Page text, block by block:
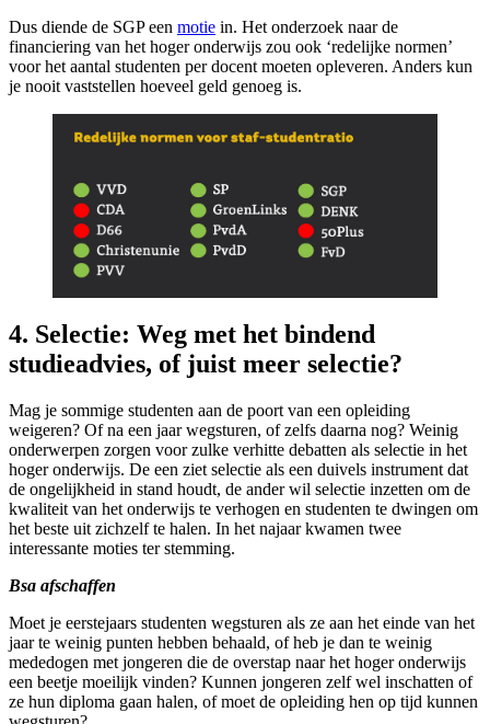
Dus diende de SGP een motie in. Het onderzoek naar de
financiering van het hoger onderwijs zou ook ‘redelijke normen’
voor het aantal studenten per docent moeten opleveren. Anders kun
je nooit vaststellen hoeveel geld genoeg is.
4. Selectie: Weg met het bindend
studieadvies, of juist meer selectie?
Mag je sommige studenten aan de poort van een opleiding
weigeren? Of na een jaar wegsturen, of zelfs daarna nog? Weinig
onderwerpen zorgen voor zulke verhitte debatten als selectie in het
hoger onderwijs. De een ziet selectie als een duivels instrument dat
de ongelijkheid in stand houdt, de ander wil selectie inzetten om de
kwaliteit van het onderwijs te verhogen en studenten te dwingen om
het beste uit zichzelf te halen. In het najaar kwamen twee
interessante moties ter stemming.
Bsa afschaffen
Moet je eerstejaars studenten wegsturen als ze aan het einde van het
jaar te weinig punten hebben behaald, of heb je dan te weinig
mededogen met jongeren die de overstap naar het hoger onderwijs
een beetje moeilijk vinden? Kunnen jongeren zelf wel inschatten of
ze hun diploma gaan halen, of moet de opleiding hen op tijd kunnen